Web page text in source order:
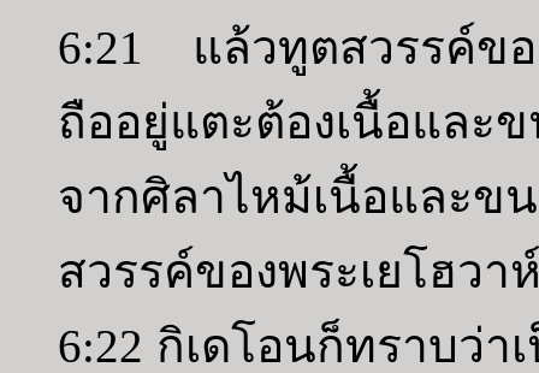
6:21 แล้วทูตสวรรค์ขอ
ถืออยู่แตะต้องเนื้อแล
จากศิลาไหม้เนื้อแล
สวรรค์ของพระเยโฮว
6:22 กิเดโอนก็ทราบว่